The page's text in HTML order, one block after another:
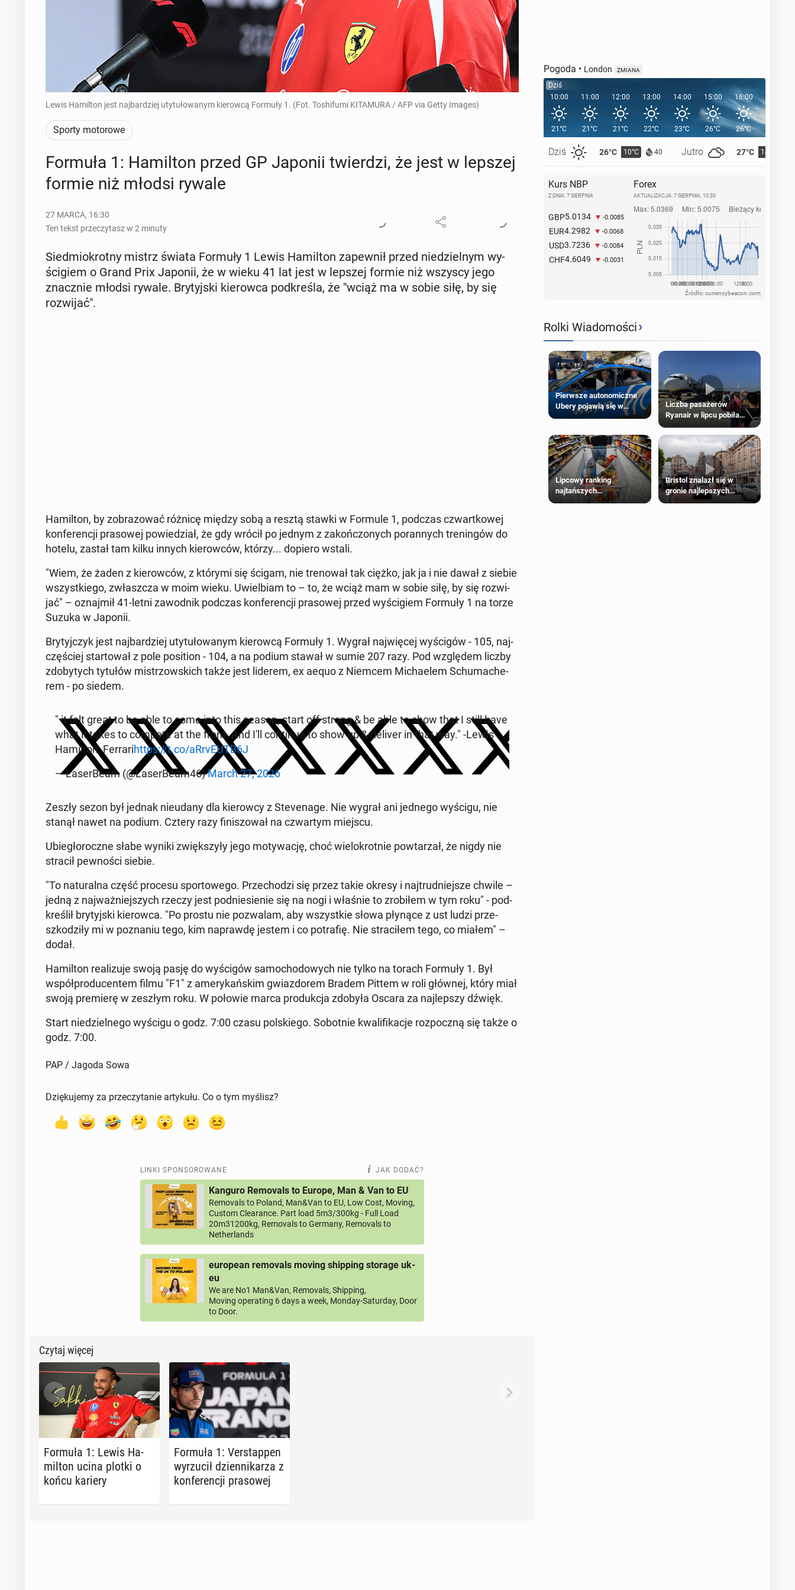
Lewis Hamilton jest najbardziej utytułowanym kierowcą Formuły 1. (Fot. Toshifumi KITAMURA / AFP via Getty Images)
Sporty motorowe
Formuła 1: Ha­mil­ton przed GP Japonii twier­dzi, że jest w lepszej
formie niż młodsi rywale
27 MARCA, 16:30
Ten tekst przeczytasz w 2 minuty
Sied­mio­krot­ny mistrz świata Formuły 1 Lewis Ha­mil­ton za­pew­nił przed nie­dziel­nym wy­
ści­giem o Grand Prix Japonii, że w wieku 41 lat jest w lepszej formie niż wszyscy jego
znacz­nie młodsi rywale. Bry­tyj­ski kie­row­ca pod­kre­śla, że "wciąż ma w sobie siłę, by się
roz­wi­jać".
Ha­mil­ton, by zo­bra­zo­wać różnicę między sobą a resztą stawki w Formule 1, podczas czwart­ko­wej
kon­fe­ren­cji pra­so­wej po­wie­dział, że gdy wrócił po jednym z za­koń­czo­nych po­ran­nych tre­nin­gów do
hotelu, zastał tam kilku innych kie­row­ców, którzy... dopiero wstali.
"Wiem, że żaden z kie­row­ców, z którymi się ścigam, nie tre­no­wał tak ciężko, jak ja i nie dawał z siebie
wszyst­kie­go, zwłasz­cza w moim wieku. Uwiel­biam to – to, że wciąż mam w sobie siłę, by się roz­wi­
jać" – oznaj­mił 41-letni za­wod­nik podczas kon­fe­ren­cji pra­so­wej przed wy­ści­giem Formuły 1 na torze
Suzuka w Japonii.
Bry­tyj­czyk jest naj­bar­dziej uty­tu­ło­wa­nym kie­row­cą Formuły 1. Wygrał naj­wię­cej wy­ści­gów - 105, naj­
czę­ściej star­to­wał z pole po­si­tion - 104, a na podium stawał w sumie 207 razy. Pod wzglę­dem liczby
zdo­by­tych tytułów mi­strzow­skich także jest liderem, ex aequo z Niemcem Mi­cha­elem Schu­ma­che­
rem - po siedem.
" it felt great to be able to come into this season, start off strong & be able to show that I still have
what it takes to compete at the front. And I'll con­ti­nue to show up & deliver in that way." -Lewis
Ha­mil­ton, Ferrarihttps://t.co/aR­rvEUTB6J
— La­ser­Be­am (@La­ser­Be­am46)March 27, 2026
Zeszły sezon był jednak nie­uda­ny dla kie­row­cy z Ste­ve­na­ge. Nie wygrał ani jednego wyścigu, nie
stanął nawet na podium. Cztery razy fi­ni­szo­wał na czwar­tym miejscu.
Ubie­gło­rocz­ne słabe wyniki zwięk­szy­ły jego mo­ty­wa­cję, choć wie­lo­krot­nie po­wta­rzał, że nigdy nie
stracił pew­no­ści siebie.
"To na­tu­ral­na część procesu spor­to­we­go. Prze­cho­dzi się przez takie okresy i naj­trud­niej­sze chwile –
jedną z naj­waż­niej­szych rzeczy jest pod­nie­sie­nie się na nogi i właśnie to zro­bi­łem w tym roku" - pod­
kre­ślił bry­tyj­ski kie­row­ca. "Po prostu nie po­zwa­lam, aby wszyst­kie słowa płynące z ust ludzi prze­
szko­dzi­ły mi w po­zna­niu tego, kim na­praw­dę jestem i co po­tra­fię. Nie stra­ci­łem tego, co miałem" –
dodał.
Ha­mil­ton re­ali­zu­je swoją pasję do wy­ści­gów sa­mo­cho­do­wych nie tylko na torach Formuły 1. Był
współ­pro­du­cen­tem filmu "F1" z ame­ry­kań­skim gwiaz­do­rem Bradem Pittem w roli głównej, który miał
swoją pre­mie­rę w zeszłym roku. W połowie marca pro­duk­cja zdobyła Oscara za naj­lep­szy dźwięk.
Start nie­dziel­ne­go wyścigu o godz. 7:00 czasu pol­skie­go. So­bot­nie kwa­li­fi­ka­cje roz­pocz­ną się także o
godz. 7:00.
PAP / Jagoda Sowa
Dziękujemy za przeczytanie artykułu. Co o tym myślisz?
LINKI SPONSOROWANE JAK DODAĆ?
Kanguro Removals to Europe, Man & Van to EU
Removals to Poland, Man&Van to EU, Low Cost, Moving,
Custom Clearance. Part load 5m3/300kg - Full Load
20m31200kg, Removals to Germany, Removals to
Netherlands
european removals moving shipping storage uk-
eu
We are No1 Man&Van, Removals, Shipping,
Moving operating 6 days a week, Monday-Saturday, Door
to Door.
Czytaj więcej
Formuła 1: Lewis Ha­
mil­ton ucina plotki o
końcu kariery
Formuła 1: Ver­stap­pen
wy­rzu­cił dzien­ni­ka­rza z
kon­fe­ren­cji pra­so­wej
Pogoda • London ZMIANA
Dziś
10:00
21°C
Dziś 26°C 10°C 40 Jutro 27°C 14°C
11:00
21°C
12:00
21°C
13:00
22°C
14:00
23°C
15:00
26°C
16:00
26°C
17:00
Kurs NBP
Z DNIA: 7 SIERPNIA
GBP5.0134 -0.0085
EUR4.2982 -0.0068
USD3.7236 -0.0084
CHF4.6049 -0.0031
Forex
AKTUALIZACJA: 7 SIERPNIA, 10:30
Źródło: currencybeacon.com
Rolki Wiadomości›
Pierwsze autonomiczne
Ubery pojawią się w
Londynie jeszcze tego
Liczba pasażerów
Ryanair w lipcu pobiła
rekord
Lipcowy ranking
najtańszych
supermarketów
Bristol znalazł się w
gronie najlepszych
kierunków podróży na